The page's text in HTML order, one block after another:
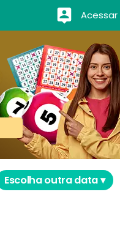
Acessar
Escolha outra data ▾